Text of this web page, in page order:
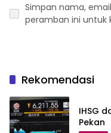
Simpan nama,
peramban ini untuk
Rekomendasi
IHSG
Pekan